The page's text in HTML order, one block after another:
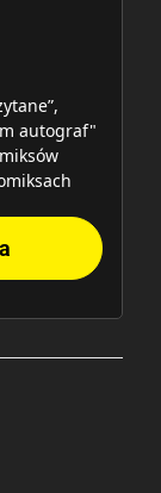
autograf"